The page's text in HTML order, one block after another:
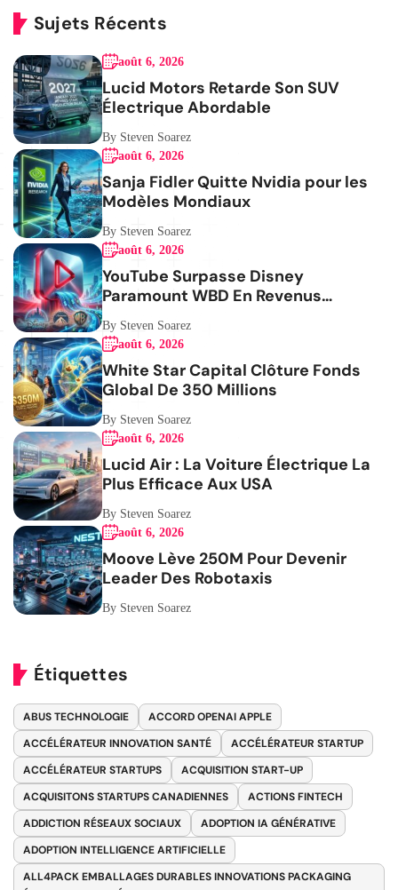
Sujets Récents
août 6, 2026
Lucid Motors Retarde Son SUV
Électrique Abordable
By Steven Soarez
août 6, 2026
Sanja Fidler Quitte Nvidia pour les
Modèles Mondiaux
By Steven Soarez
août 6, 2026
YouTube Surpasse Disney
Paramount WBD En Revenus
By Steven Soarez
août 6, 2026
White Star Capital Clôture Fonds
Global De 350 Millions
By Steven Soarez
août 6, 2026
Lucid Air : La Voiture Électrique La
Plus Efficace Aux USA
By Steven Soarez
août 6, 2026
Moove Lève 250M Pour Devenir
Leader Des Robotaxis
By Steven Soarez
Étiquettes
ABUS TECHNOLOGIE
ACCORD OPENAI APPLE
ACCÉLÉRATEUR INNOVATION SANTÉ
ACCÉLÉRATEUR STARTUP
ACCÉLÉRATEUR STARTUPS
ACQUISITION START-UP
ACQUISITONS STARTUPS CANADIENNES
ACTIONS FINTECH
ADDICTION RÉSEAUX SOCIAUX
ADOPTION IA GÉNÉRATIVE
ADOPTION INTELLIGENCE ARTIFICIELLE
ALL4PACK EMBALLAGES DURABLES INNOVATIONS PACKAGING